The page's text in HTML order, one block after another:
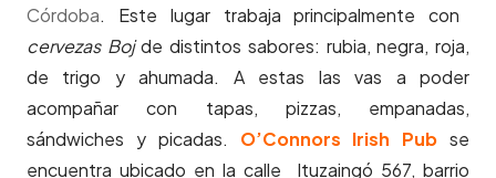
Córdoba. Este lugar trabaja principalmente con
cervezas Bojde distintos sabores: rubia, negra, roja,
de trigo y ahumada. A estas las vas a poder
acompañar con tapas, pizzas, empanadas,
sándwiches y picadas. O’Connors Irish Pub se
encuentra ubicado en la calle Ituzaingó 567, barrio